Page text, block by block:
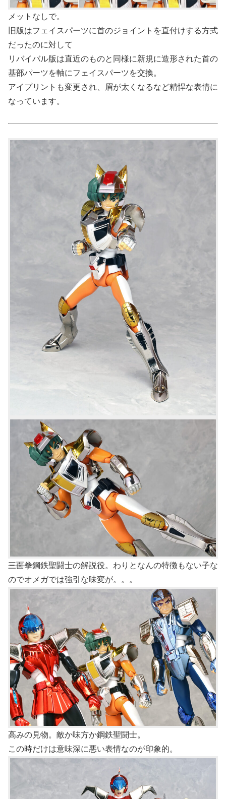
メットなしで。
旧版はフェイスパーツに首のジョイントを直付けする方式
だったのに対して
リバイバル版は直近のものと同様に新規に造形された首の
基部パーツを軸にフェイスパーツを交換。
アイプリントも変更され、眉が太くなるなど精悍な表情に
なっています。
三面拳鋼鉄聖闘士の解説役。わりとなんの特徴もない子な
のでオメガでは強引な味変が。。。
高みの見物。敵か味方か鋼鉄聖闘士。
この時だけは意味深に悪い表情なのが印象的。